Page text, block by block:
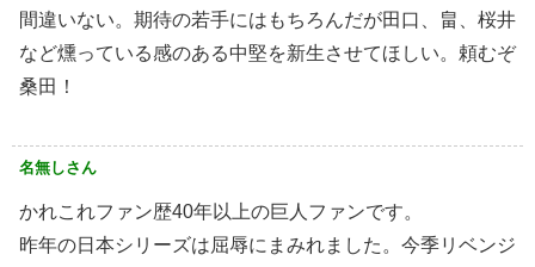
間違いない。期待の若手にはもちろんだが田口、畠、桜井
など燻っている感のある中堅を新生させてほしい。頼むぞ
桑田！
名無しさん
かれこれファン歴40年以上の巨人ファンです。
昨年の日本シリーズは屈辱にまみれました。今季リベンジ